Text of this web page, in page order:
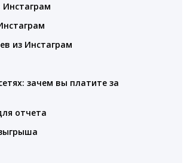
Инстаграм
из Инстаграм
зачем вы платите за
отчета